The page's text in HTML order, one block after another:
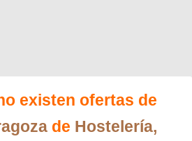
existen ofertas de
de Hostelería,